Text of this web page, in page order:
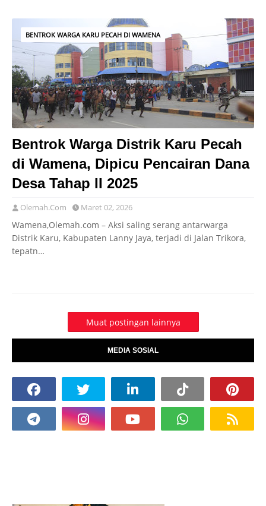
BENTROK WARGA KARU PECAH DI WAMENA
Bentrok Warga Distrik Karu Pecah
di Wamena, Dipicu Pencairan Dana
Desa Tahap II 2025
Olemah.Com Maret 02, 2026
Wamena,Olemah.com – Aksi saling serang antarwarga
Distrik Karu, Kabupaten Lanny Jaya, terjadi di Jalan Trikora,
tepatn…
Muat postingan lainnya
MEDIA SOSIAL